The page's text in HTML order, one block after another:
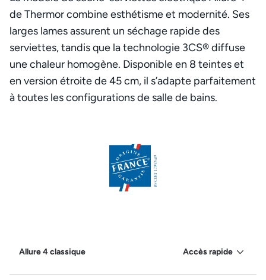
de Thermor combine esthétisme et modernité. Ses
larges lames assurent un séchage rapide des
serviettes, tandis que la technologie 3CS® diffuse
une chaleur homogène. Disponible en 8 teintes et
en version étroite de 45 cm, il s’adapte parfaitement
à toutes les configurations de salle de bains.
Allure 4 classique Accès rapide